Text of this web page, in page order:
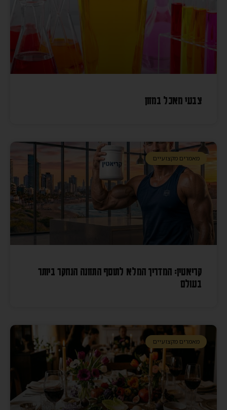
צבעי מאכל במזון
מאמרים מקצועיים
קריאטין: המדריך המלא לתוסף התזונה הנחקר ביותר
בעולם
מאמרים מקצועיים